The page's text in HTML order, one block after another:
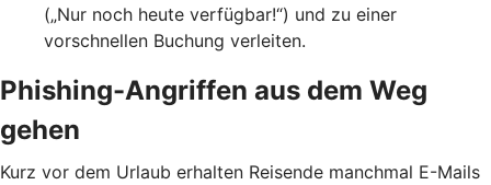
(„Nur noch heute verfügbar!“) und zu einer
vorschnellen Buchung verleiten.
Phishing-Angriffen aus dem Weg
gehen
Kurz vor dem Urlaub erhalten Reisende manchmal E-Mails